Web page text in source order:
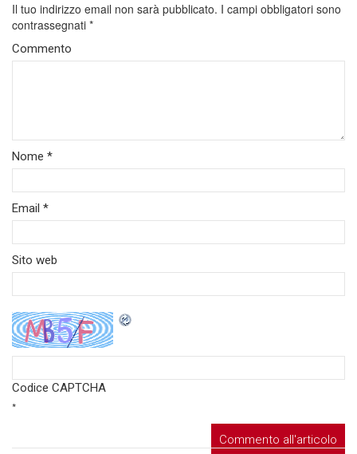
Il tuo indirizzo email non sarà pubblicato. I campi obbligatori sono
contrassegnati *
Commento
Nome *
Email *
Sito web
Codice CAPTCHA
*